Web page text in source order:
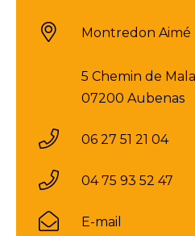
Montredon Aimé
5 Chemin de
07200 Aubenas
06 27 51 21 04
04 75 93 52 47
E-mail